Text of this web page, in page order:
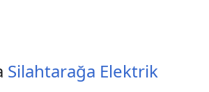
Silahtarağa Elektrik